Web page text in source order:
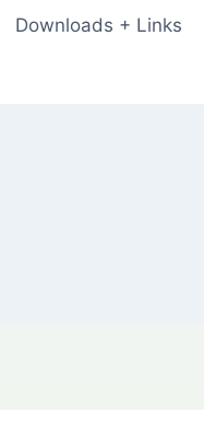
Downloads + Links